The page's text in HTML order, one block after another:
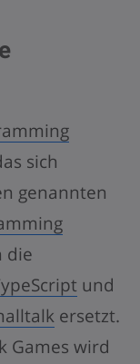
sich
genannten
die
und
ersetzt.
Games wird